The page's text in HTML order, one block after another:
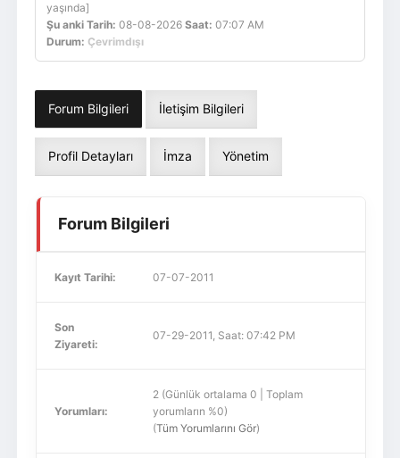
yaşında]
Şu anki Tarih: 08-08-2026 Saat: 07:07 AM
Durum: Çevrimdışı
Forum Bilgileri İletişim Bilgileri
Profil Detayları İmza Yönetim
Forum Bilgileri
Kayıt Tarihi: 07-07-2011
Son
Ziyareti:
07-29-2011, Saat: 07:42 PM
Yorumları:
2 (Günlük ortalama 0 | Toplam
yorumların %0)
(Tüm Yorumlarını Gör)